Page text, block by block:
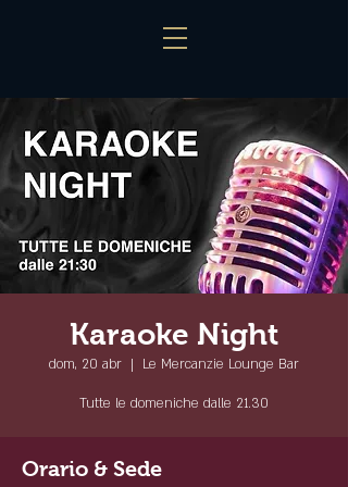
Karaoke Night
dom, 20 abr
  |
Le Mercanzie Lounge Bar
Tutte le domeniche dalle 21.30
Orario & Sede